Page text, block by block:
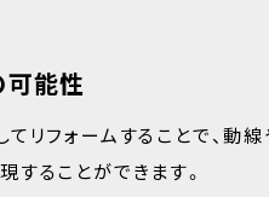
能性
リフォームすることで、動
ることができます。